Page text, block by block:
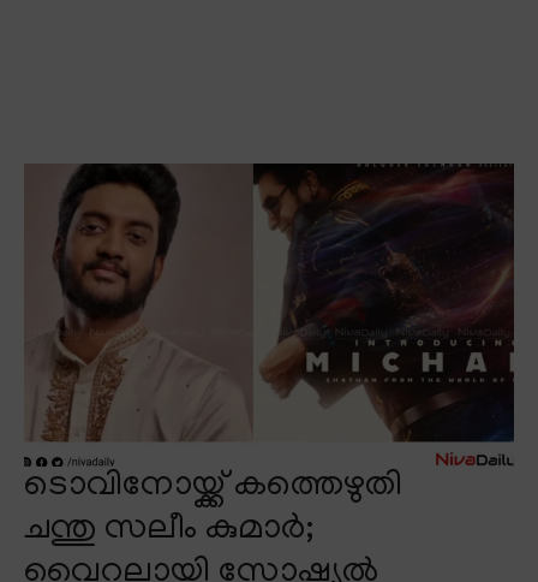
ടൊവിനോയ്ക്ക് കത്തെഴുതി
ചന്തു സലീം കുമാർ;